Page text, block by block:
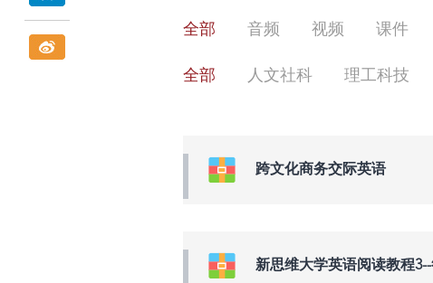
全部 音频 视频 课件
全部 人文社科 理工科技
跨文化商务交际英语
新思维大学英语阅读教程